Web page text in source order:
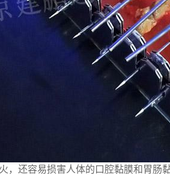
还容易损害人体的口腔黏膜和胃肠黏